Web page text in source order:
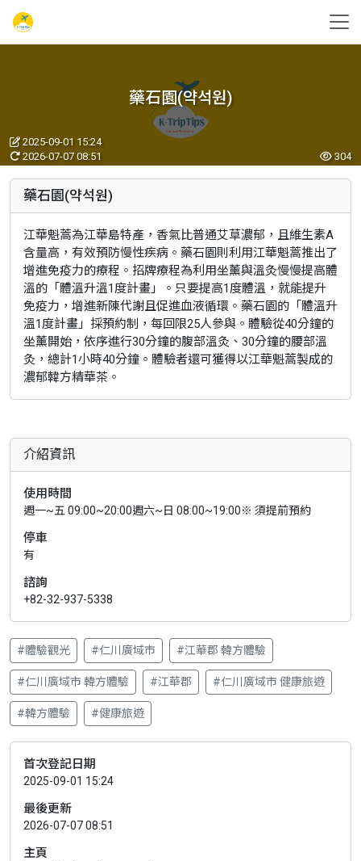
藥石園(약석원)
2025-09-01 15:24
2026-07-07 08:51
304
藥石園(약석원)
江華魁蒿為江華島特產，香氣比普通艾草濃郁，且維生素A
含量高，有效預防慢性疾病。藥石園則利用江華魁蒿推出了
增進免疫力的療程。招牌療程為利用坐薰與溫灸慢慢提高體
溫的「體溫升溫1度計畫」。只要提高1度體溫，就能提升
免疫力，增進新陳代謝且促進血液循環。藥石園的「體溫升
溫1度計畫」採預約制，每回限25人參與。體驗從40分鐘的
坐薰開始，依序進行30分鐘的腹部溫灸、30分鐘的腰部溫
灸，總計1小時40分鐘。體驗者還可獲得以江華魁蒿製成的
濃郁韓方精華茶。
介紹資訊
使用時間
週一~五 09:00~20:00週六~日 08:00~19:00※ 須提前預約
停車
有
諮詢
+82-32-937-5338
#體驗觀光 #仁川廣域市 #江華郡 韓方體驗
#仁川廣域市 韓方體驗 #江華郡 #仁川廣域市 健康旅遊
#韓方體驗 #健康旅遊
首次登記日期
2025-09-01 15:24
最後更新
2026-07-07 08:51
主頁